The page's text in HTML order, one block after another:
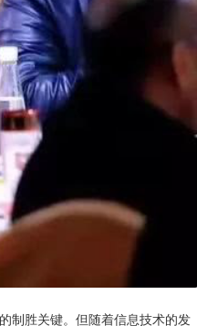
制胜关键。但随着信息技术的发